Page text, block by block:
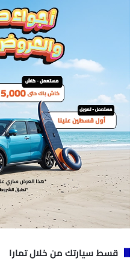
قسط سيارتك من خلال تمارا